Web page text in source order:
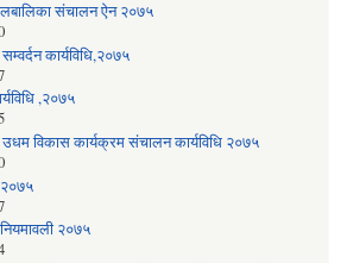
संचालन ऐन २०७५
कार्यविधि,२०७५
,२०७५
उधम विकास कार्यक्रम संचालन कार्यविधि २०७५
२०७५